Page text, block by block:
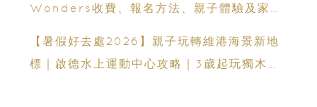
Wonders收費、報名方法、親子體驗及家長
【暑假好去處2026】親子玩轉維港海景新地
標｜啟德水上運動中心攻略｜3歲起玩獨木舟